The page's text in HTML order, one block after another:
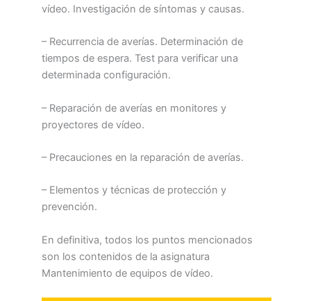
vídeo. Investigación de síntomas y causas.
– Recurrencia de averías. Determinación de
tiempos de espera. Test para verificar una
determinada configuración.
– Reparación de averías en monitores y
proyectores de vídeo.
– Precauciones en la reparación de averías.
– Elementos y técnicas de protección y
prevención.
En definitiva, todos los puntos mencionados
son los contenidos de la asignatura
Mantenimiento de equipos de vídeo.